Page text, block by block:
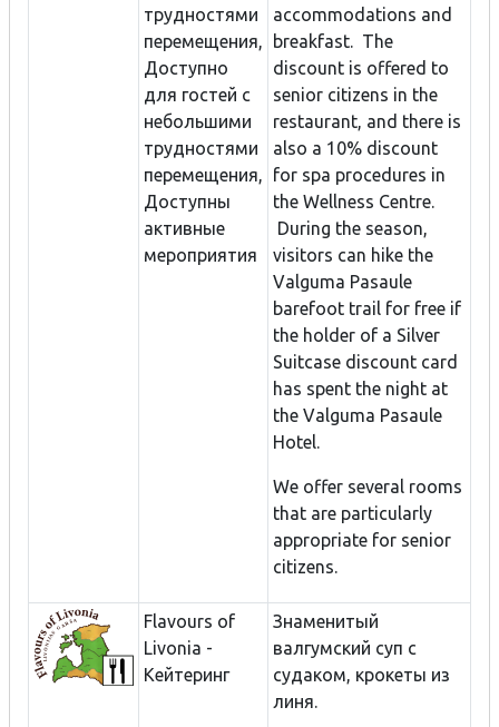
трудностями
перемещения,
Доступно
для гостей с
небольшими
трудностями
перемещения,
Доступны
активные
мероприятия
accommodations and
breakfast. The
discount is offered to
senior citizens in the
restaurant, and there is
also a 10% discount
for spa procedures in
the Wellness Centre.
During the season,
visitors can hike the
Valguma Pasaule
barefoot trail for free if
the holder of a Silver
Suitcase discount card
has spent the night at
the Valguma Pasaule
Hotel.
We offer several rooms
that are particularly
appropriate for senior
citizens.
Flavours of
Livonia -
Кейтеринг
Знаменитый
валгумский суп с
судаком, крокеты из
линя.